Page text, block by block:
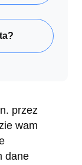
przez
wam
dane